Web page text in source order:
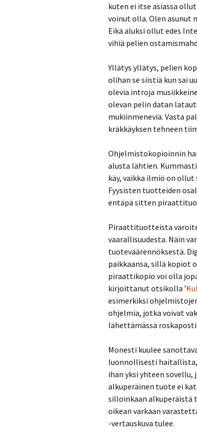
kuten ei itse asiassa
voinut olla. Olen asunut
Eikä aluksi ollut edes
vihiä pelien
Yllätys yllätys, pelien
olihan se siistiä kun sai
olevia introja
olevan pelin datan
mukiinmeneviä. Vasta
kräkkäyksen tehneen
Ohjelmistokopioinnin
alusta lähtien.
käy, vaikka ilmiö on
Fyysisten tuotteiden
entäpä sitten
Piraattituotteista
vaarallisuudesta. Näin
tuoteväärennöksestä.
paikkaansa, sillä kopiot
piraattikopio voi olla
kirjoittanut otsikolla ’
esimerkiksi
ohjelmia, jotka voivat
lähettämässä
Monesti kuulee
luonnollisesti
ihan yksi yhteen
alkuperäinen tuote ei
silloinkaan alkuperäistä
oikean varkaan
-vertauskuva tulee.